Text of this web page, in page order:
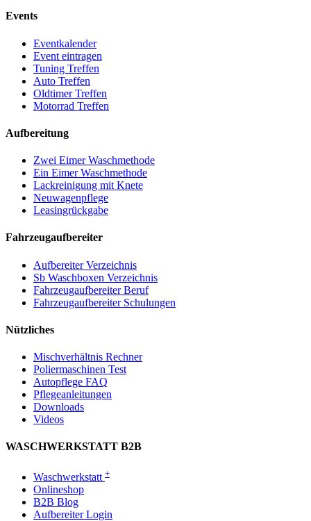
Events
Eventkalender
Event eintragen
Tuning Treffen
Auto Treffen
Oldtimer Treffen
Motorrad Treffen
Aufbereitung
Zwei Eimer Waschmethode
Ein Eimer Waschmethode
Lackreinigung mit Knete
Neuwagenpflege
Leasingrückgabe
Fahrzeugaufbereiter
Aufbereiter Verzeichnis
Sb Waschboxen Verzeichnis
Fahrzeugaufbereiter Beruf
Fahrzeugaufbereiter Schulungen
Nützliches
Mischverhältnis Rechner
Poliermaschinen Test
Autopflege FAQ
Pflegeanleitungen
Downloads
Videos
WASCHWERKSTATT B2B
Waschwerkstatt +
Onlineshop
B2B Blog
Aufbereiter Login